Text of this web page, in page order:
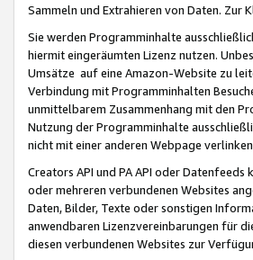
Sammeln und Extrahieren von Daten. Zur
Sie werden Programminhalte
hiermit eingeräumten Lizenz nutzen.
Umsätze auf eine Amazon-Website zu
Verbindung mit Programminhalten
unmittelbarem Zusammenhang mit den
Nutzung der Programminhalte
nicht mit einer anderen Webpage
Creators API und PA API oder
oder mehreren verbundenen Websites
Daten, Bilder, Texte oder sonstigen
anwendbaren Lizenzvereinbarungen für
diesen verbundenen Websites zur